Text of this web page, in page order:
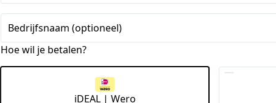
Staten
+1
Bedrijfsnaam (optioneel)
Hoe wil je betalen?
iDEAL | Wero